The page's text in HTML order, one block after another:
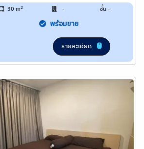
30 m2 - ชั้น -
พร้อมขาย
รายละเอียด